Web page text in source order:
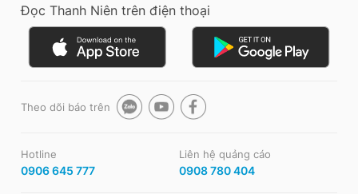
Đọc Thanh Niên trên điện thoại
Theo dõi báo trên
Hotline
0906 645 777
Liên hệ quảng cáo
0908 780 404